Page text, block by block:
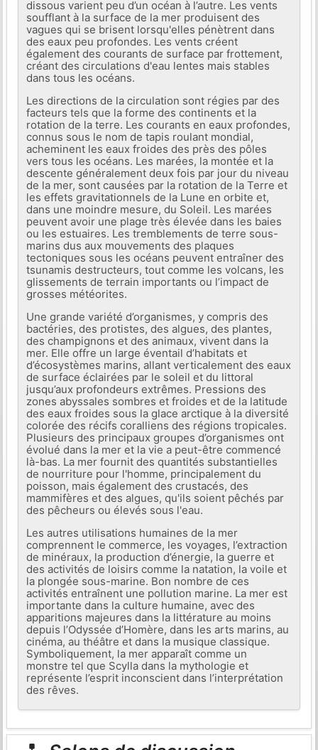
dissous varient peu d’un océan à l’autre. Les vents
soufflant à la surface de la mer produisent des
vagues qui se brisent lorsqu'elles pénètrent dans
des eaux peu profondes. Les vents créent
également des courants de surface par frottement,
créant des circulations d'eau lentes mais stables
dans tous les océans.
Les directions de la circulation sont régies par des
facteurs tels que la forme des continents et la
rotation de la terre. Les courants en eaux profondes,
connus sous le nom de tapis roulant mondial,
acheminent les eaux froides des près des pôles
vers tous les océans. Les marées, la montée et la
descente généralement deux fois par jour du niveau
de la mer, sont causées par la rotation de la Terre et
les effets gravitationnels de la Lune en orbite et,
dans une moindre mesure, du Soleil. Les marées
peuvent avoir une plage très élevée dans les baies
ou les estuaires. Les tremblements de terre sous-
marins dus aux mouvements des plaques
tectoniques sous les océans peuvent entraîner des
tsunamis destructeurs, tout comme les volcans, les
glissements de terrain importants ou l’impact de
grosses météorites.
Une grande variété d’organismes, y compris des
bactéries, des protistes, des algues, des plantes,
des champignons et des animaux, vivent dans la
mer. Elle offre un large éventail d’habitats et
d’écosystèmes marins, allant verticalement des eaux
de surface éclairées par le soleil et du littoral
jusqu’aux profondeurs extrêmes. Pressions des
zones abyssales sombres et froides et de la latitude
des eaux froides sous la glace arctique à la diversité
colorée des récifs coralliens des régions tropicales.
Plusieurs des principaux groupes d’organismes ont
évolué dans la mer et la vie a peut-être commencé
là-bas. La mer fournit des quantités substantielles
de nourriture pour l'homme, principalement du
poisson, mais également des crustacés, des
mammifères et des algues, qu'ils soient pêchés par
des pêcheurs ou élevés sous l'eau.
Les autres utilisations humaines de la mer
comprennent le commerce, les voyages, l’extraction
de minéraux, la production d’énergie, la guerre et
des activités de loisirs comme la natation, la voile et
la plongée sous-marine. Bon nombre de ces
activités entraînent une pollution marine. La mer est
importante dans la culture humaine, avec des
apparitions majeures dans la littérature au moins
depuis l’Odyssée d’Homère, dans les arts marins, au
cinéma, au théâtre et dans la musique classique.
Symboliquement, la mer apparaît comme un
monstre tel que Scylla dans la mythologie et
représente l’esprit inconscient dans l’interprétation
des rêves.